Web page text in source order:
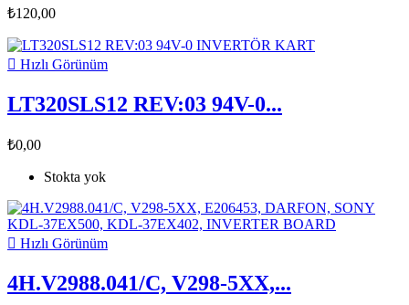
₺120,00
 Hızlı Görünüm
LT320SLS12 REV:03 94V-0...
₺0,00
Stokta yok
 Hızlı Görünüm
4H.V2988.041/C, V298-5XX,...